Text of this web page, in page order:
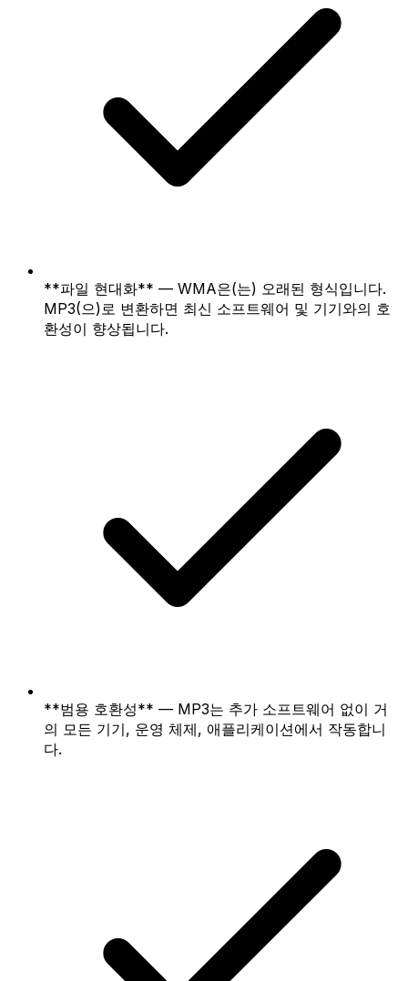
**파일 현대화** — WMA은(는) 오래된 형식입니다.
MP3(으)로 변환하면 최신 소프트웨어 및 기기와의 호
환성이 향상됩니다.
**범용 호환성** — MP3는 추가 소프트웨어 없이 거
의 모든 기기, 운영 체제, 애플리케이션에서 작동합니
다.